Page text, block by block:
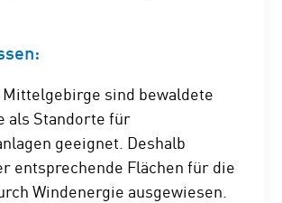
sind bewaldete
als Standorte für
geeignet. Deshalb
entsprechende Flächen für die
Windenergie ausgewiesen.